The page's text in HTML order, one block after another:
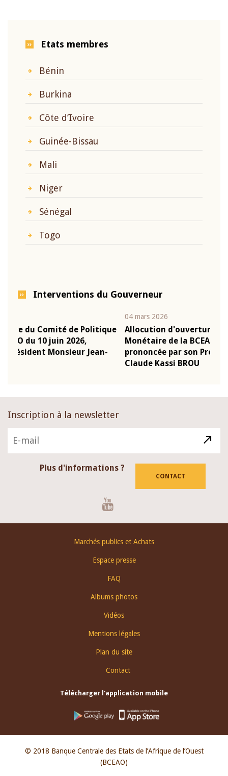
Etats membres
Bénin
Burkina
Côte d’Ivoire
Guinée-Bissau
Mali
Niger
Sénégal
Togo
Interventions du Gouverneur
Allocution d'ouverture du Comité de Politique
Monétaire de la BCEAO du 4 mars 2026,
prononcée par son Président Monsieur Jean-
Inscription à la newsletter
Plus d'informations ?
CONTACT
Marchés publics et Achats
Espace presse
FAQ
Albums photos
Vidéos
Mentions légales
Plan du site
Contact
Télécharger l'application mobile
© 2018 Banque Centrale des Etats de l’Afrique de l’Ouest
(BCEAO)